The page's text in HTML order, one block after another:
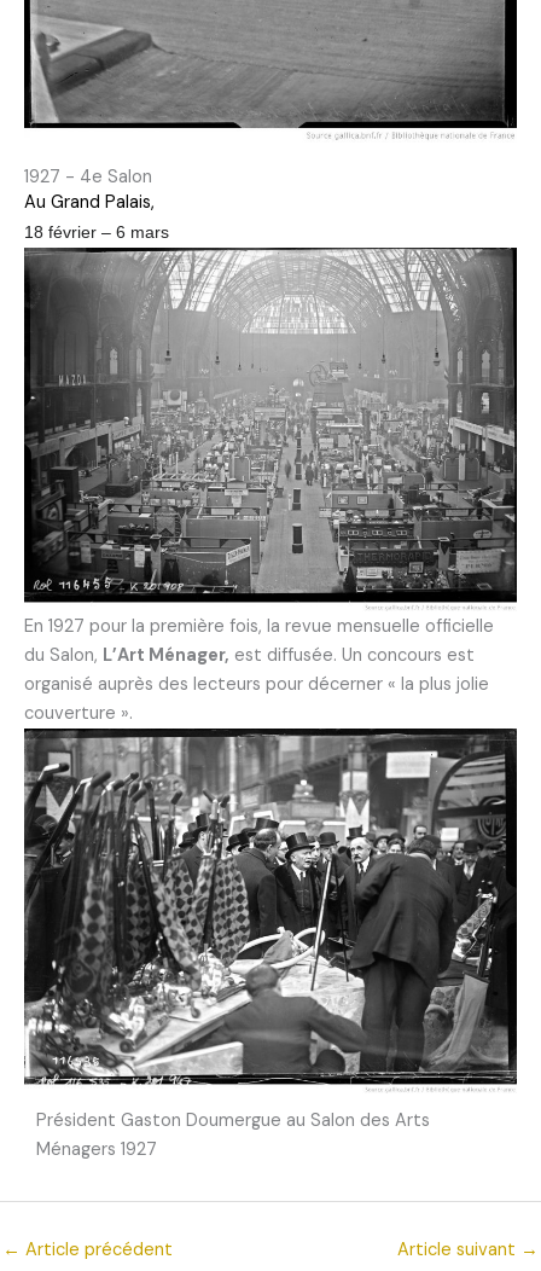
1927 - 4e Salon
Au Grand Palais,
18 février – 6 mars
En 1927 pour la première fois, la revue mensuelle officielle
du Salon, L’Art Ménager, est diffusée. Un concours est
organisé auprès des lecteurs pour décerner « la plus jolie
couverture ».
Président Gaston Doumergue au Salon des Arts
Ménagers 1927
← Article précédent Article suivant →